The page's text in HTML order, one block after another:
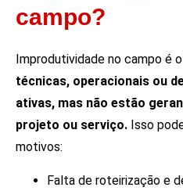
campo?
Improdutividade no campo é o
técnicas, operacionais ou
ativas, mas não estão
projeto ou serviço. Isso
motivos:
Falta de roteirização e